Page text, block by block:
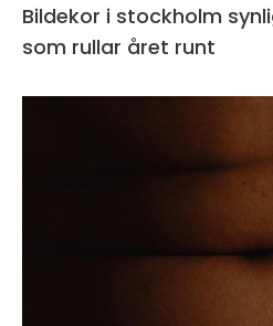
Bildekor i stockholm synlig marknadsföring
som rullar året runt